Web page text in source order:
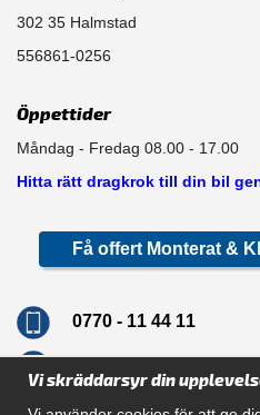
302 35 Halmstad
556861-0256
Öppettider
Måndag - Fredag 08.00 - 17.00
Hitta rätt dragkrok till din bil
Få offert Monterat &
0770 - 11 44 11
Vi skräddarsyr din